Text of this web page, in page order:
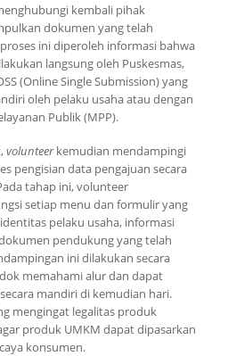
kembali pihak
dokumen yang telah
ini diperoleh informasi bahwa
langsung oleh Puskesmas,
(Online Single Submission) yang
oleh pelaku usaha atau dengan
Publik (MPP).
volunteerkemudian mendampingi
pengisian data pengajuan secara
tahap ini, volunteer
setiap menu dan formulir yang
pelaku usaha, informasi
pendukung yang telah
ini dilakukan secara
memahami alur dan dapat
mandiri di kemudian hari.
mengingat legalitas produk
produk UMKM dapat dipasarkan
konsumen.